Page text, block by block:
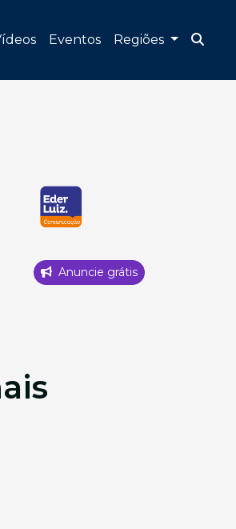
Eventos Regiões
Anuncie grátis